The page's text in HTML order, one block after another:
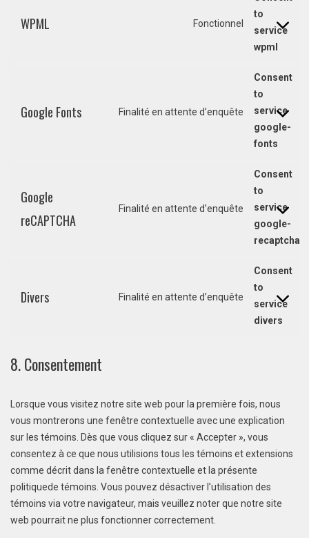
WPML Fonctionnel
to
service
wpml
Google Fonts Finalité en attente d’enquête
Consent
to
service
google-
fonts
Google
reCAPTCHA
Finalité en attente d’enquête
Consent
to
service
google-
recaptcha
Divers Finalité en attente d’enquête
Consent
to
service
divers
8. Consentement
Lorsque vous visitez notre site web pour la première fois, nous
vous montrerons une fenêtre contextuelle avec une explication
sur les témoins. Dès que vous cliquez sur « Accepter », vous
consentez à ce que nous utilisions tous les témoins et extensions
comme décrit dans la fenêtre contextuelle et la présente
politiquede témoins. Vous pouvez désactiver l’utilisation des
témoins via votre navigateur, mais veuillez noter que notre site
web pourrait ne plus fonctionner correctement.